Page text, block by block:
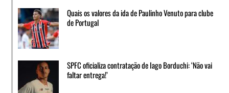
Quais os valores da ida de Paulinho Venuto para clube
de Portugal
SPFC oficializa contratação de Iago Borduchi: ‘Não vai
faltar entrega!’